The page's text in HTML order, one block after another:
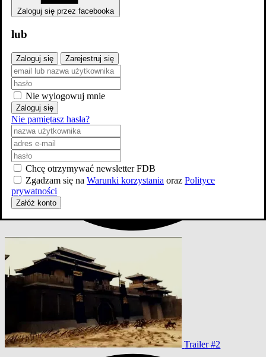
Trailer #2
Zaloguj się przez facebooka
lub
Zaloguj się Zarejestruj się
Nie wylogowuj mnie
Zaloguj się
Nie pamiętasz hasła?
Chcę otrzymywać newsletter FDB
Zgadzam się na Warunki korzystania oraz Polityce
prywatności
Załóż konto